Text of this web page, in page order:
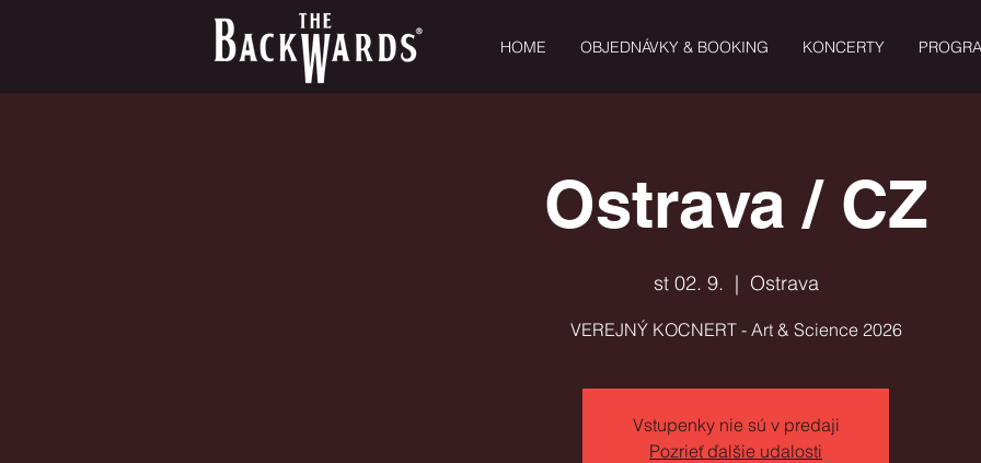
HOME OBJEDNÁVKY & BOOKING KONCERTY
Ostrava / CZ
st 02. 9.
  |
Ostrava
VEREJNÝ KOCNERT - Art & Science 2026
Vstupenky nie sú v predaji
Pozrieť ďalšie udalosti